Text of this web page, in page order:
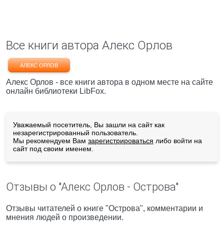
Все книги автора Алекс Орлов
АЛЕКС ОРЛОВ
Алекс Орлов - все книги автора в одном месте на сайте
онлайн библиотеки LibFox.
Уважаемый посетитель, Вы зашли на сайт как
незарегистрированный пользователь.
Мы рекомендуем Вам зарегистрироваться либо войти на
сайт под своим именем.
Отзывы о "Алекс Орлов - Острова"
Отзывы читателей о книге "Острова", комментарии и
мнения людей о произведении.